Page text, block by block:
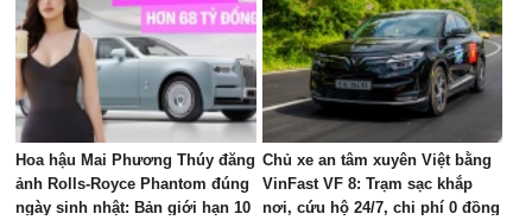
Hoa hậu Mai Phương Thúy đăng
ảnh Rolls-Royce Phantom đúng
ngày sinh nhật: Bản giới hạn 10
Chủ xe an tâm xuyên Việt bằng
VinFast VF 8: Trạm sạc khắp
nơi, cứu hộ 24/7, chi phí 0 đồng